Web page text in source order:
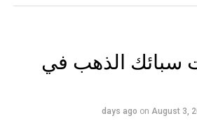
ترقب.. استقرار الأسهم وتراجع
الأمريكي
سبائك الذهب في
on August 3,